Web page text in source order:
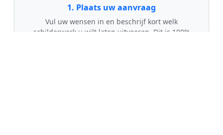
1. Plaats uw aanvraag
Vul uw wensen in en beschrijf kort welk
schilderwerk u wilt laten uitvoeren. Dit is 100%